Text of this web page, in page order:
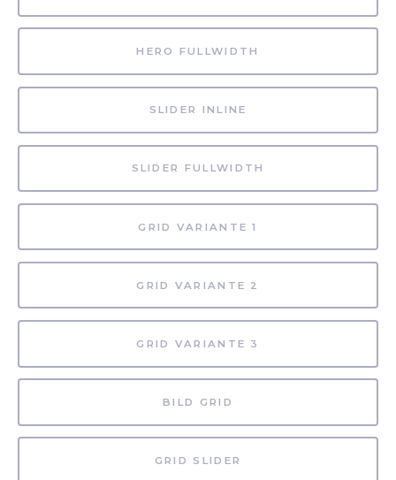
HERO FULLWIDTH
SLIDER INLINE
SLIDER FULLWIDTH
GRID VARIANTE 1
GRID VARIANTE 2
GRID VARIANTE 3
BILD GRID
GRID SLIDER